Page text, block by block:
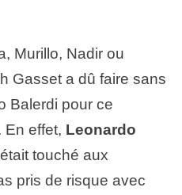
Murillo, Nadir ou
Gasset a dû faire sans
Balerdi pour ce
En effet, Leonardo
touché aux
pris de risque avec